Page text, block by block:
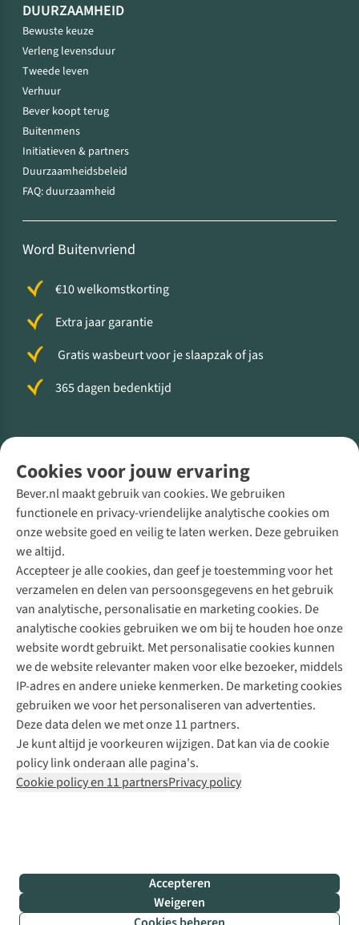
Cookies voor jouw ervaring
Bever.nl maakt gebruik van cookies. We gebruiken
functionele en privacy-vriendelijke analytische cookies om
onze website goed en veilig te laten werken. Deze gebruiken
we altijd.
Accepteer je alle cookies, dan geef je toestemming voor het
verzamelen en delen van persoonsgegevens en het gebruik
van analytische, personalisatie en marketing cookies. De
analytische cookies gebruiken we om bij te houden hoe onze
website wordt gebruikt. Met personalisatie cookies kunnen
we de website relevanter maken voor elke bezoeker, middels
IP-adres en andere unieke kenmerken. De marketing cookies
gebruiken we voor het personaliseren van advertenties.
Deze data delen we met onze 11 partners.
Je kunt altijd je voorkeuren wijzigen. Dat kan via de cookie
policy link onderaan alle pagina's.
Cookie policy en 11 partnersPrivacy policy
Accepteren
Weigeren
DUURZAAMHEID
Bewuste keuze
Verleng levensduur
Tweede leven
Verhuur
Bever koopt terug
Buitenmens
Initiatieven & partners
Duurzaamheidsbeleid
FAQ: duurzaamheid
Word Buitenvriend
€10 welkomstkorting
Extra jaar garantie
Gratis wasbeurt voor je slaapzak of jas
365 dagen bedenktijd
Direct advies van een Buitenexpert
+31 (0)85 888 50 88
+31 6 12 28 49 80
Contactformulier
Bever
B.V.